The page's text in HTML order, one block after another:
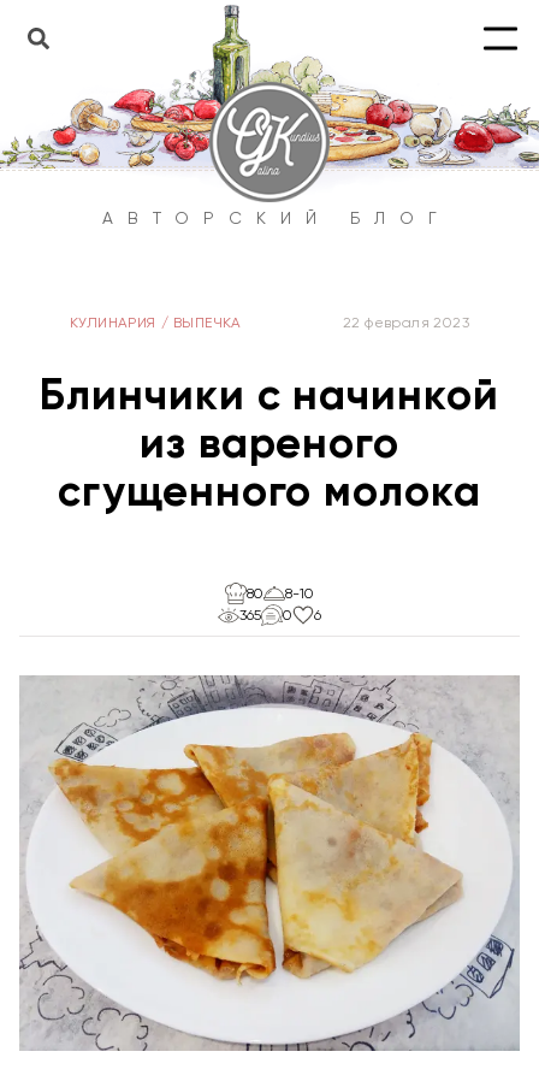
АВТОРСКИЙ БЛОГ
КУЛИНАРИЯ / ВЫПЕЧКА 22 февраля 2023
Блинчики с начинкой
из вареного
сгущенного молока
80
8-10
365
0 6